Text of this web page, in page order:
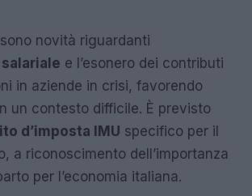
novità riguardanti
e l’esonero dei contributi
in aziende in crisi, favorendo
un contesto difficile. È previsto
d’imposta IMU specifico per il
a riconoscimento dell’importanza
per l’economia italiana.